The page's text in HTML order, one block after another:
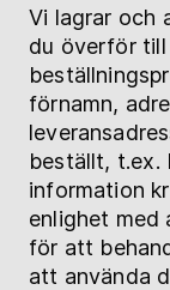
Vi lagrar och
du överför till
förnamn,
beställt, t.ex.
information
enlighet med
för att
att använda